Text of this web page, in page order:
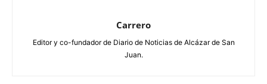
Carrero
Editor y co-fundador de Diario de Noticias de Alcázar de San
Juan.